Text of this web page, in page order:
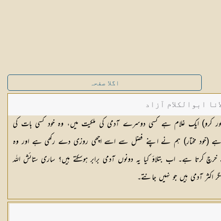
اگلا صفحہ
ابوالکلام آزاد
کرو) ایک غلام ہے کسی دوسرے آدمی کی ملکیت میں، وہ خود کسی بات کی
ہے (خود مختار) ہم نے اپنے فضل سے اسے اچھی روزی دے رکھی ہے اور وہ
کرتا ہے۔ اب بتلاؤ کیا یہ دونوں آدمی برابر ہوسکتے ہیں؟ ساری ستائش اللہ
آدمی ہیں جو نہیں جانتے۔